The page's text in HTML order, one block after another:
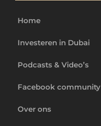
Home
Investeren in Dubai
Podcasts & Video’s
Facebook community
Over ons